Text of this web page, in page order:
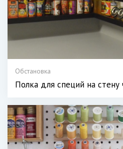
Обстановка
Полка для специй на стену